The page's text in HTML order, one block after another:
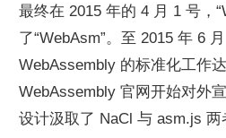
最终在 2015 年的 4 月 1 号，
了“WebAsm”。至 2015 年 6
WebAssembly 的标准化工作
WebAssembly 官网开始对外
设计汲取了 NaCl 与 asm.js 两